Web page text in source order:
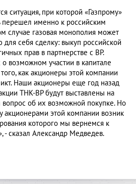
ситуация, при которой «Газпрому»
перешел именно к российским
случае газовая монополия может
для себя сделку: выкуп российской
прав в партнерстве с BP.
о возможном участии в капитале
как акционеры этой компании
Наши акционеры еще год назад
ТНК-ВР будут выставлены на
об их возможной покупке. Но
этой компании возник
которого мы вернемся к
- сказал Александр Медведев.